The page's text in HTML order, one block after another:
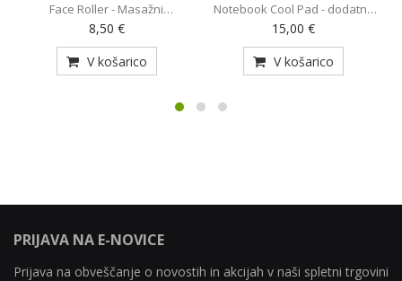
Face Roller - Masažni
pripomoček (AE-820)
8,50 €
V košarico
Notebook Cool Pad - dodatno
hlajenje za prenosnik z 2
ventilatorjema (MY-128)
15,00 €
V košarico
PRIJAVA NA E-NOVICE
Prijava na obveščanje o novostih in akcijah v naši spletni trgovini